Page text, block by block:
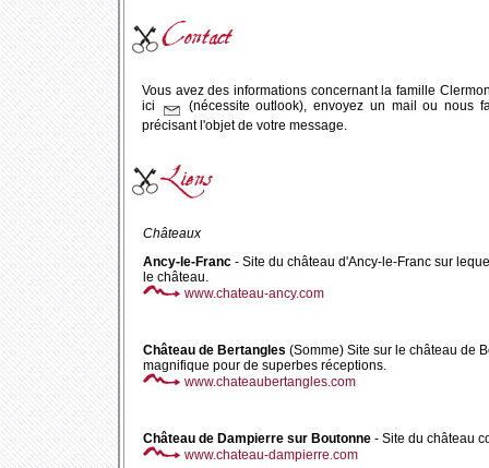
Vous avez des informations concernant la famille
ici
(nécessite outlook), envoyez un mail ou nous
précisant l'objet de votre message.
Châteaux
Ancy-le-Franc - Site du château d'Ancy-le-Franc sur
le château.
www.chateau-ancy.com
Château de Bertangles (Somme) Site sur le château de
magnifique pour de superbes réceptions.
www.chateaubertangles.com
Château de Dampierre sur Boutonne - Site du château
www.chateau-dampierre.com